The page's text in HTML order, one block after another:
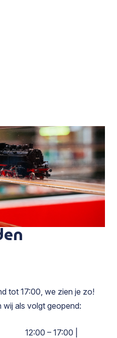
tot 17:00, we zien je zo!
wij als volgt geopend:
12:00 – 17:00